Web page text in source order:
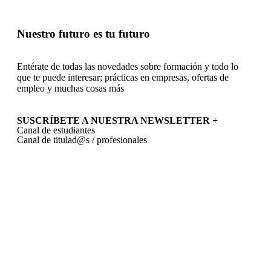
Nuestro futuro es tu futuro
Entérate de todas las novedades sobre formación y todo lo
que te puede interesar; prácticas en empresas, ofertas de
empleo y muchas cosas más
SUSCRÍBETE A NUESTRA NEWSLETTER +​
Canal de estudiantes
Canal de titulad@s / profesionales